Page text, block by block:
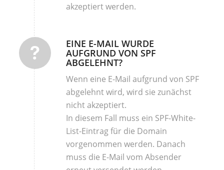
akzeptiert werden.
EINE E-MAIL WURDE
AUFGRUND VON SPF
ABGELEHNT?
Wenn eine E-Mail aufgrund von SPF
abgelehnt wird, wird sie zunächst
nicht akzeptiert.
In diesem Fall muss ein SPF-White-
List-Eintrag für die Domain
vorgenommen werden. Danach
muss die E-Mail vom Absender